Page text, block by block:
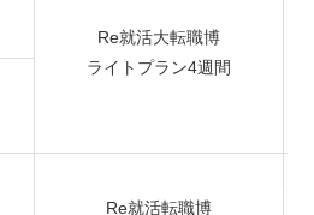
Re就活大転職博
ライトプラン4週間
Re就活転職博